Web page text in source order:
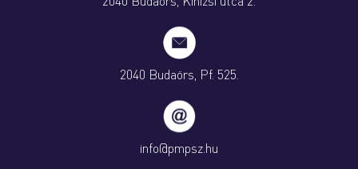
2040 Budaörs, Pf. 525.
info@pmpsz.hu